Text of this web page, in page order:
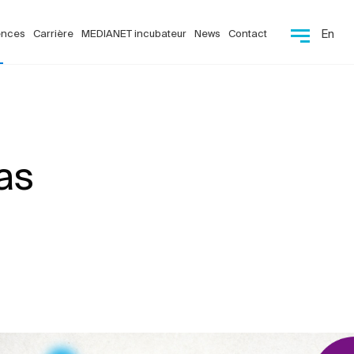
Carrière MEDIANET incubateur News Contact En